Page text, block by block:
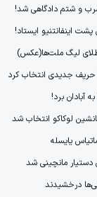
و شتم دادگاهی شد!
اینفانتنیو ایستاد!
لیگ ملت‌ها(عکس)
حریف جدیدی انتخاب کرد
آبادان برد!
لوکاکو انتخاب شد
یایسله
دستیار مانچینی شد
درخشیدند